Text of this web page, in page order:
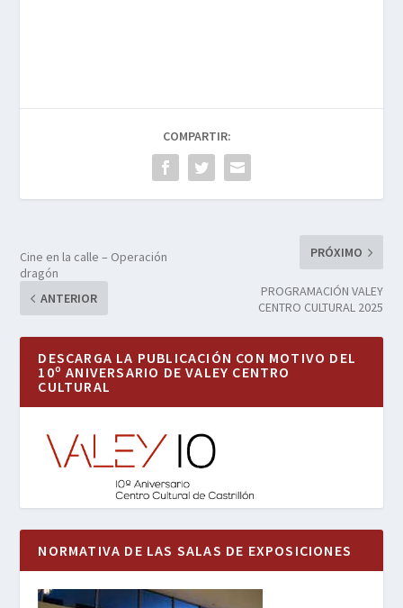
COMPARTIR:
Cine en la calle – Operación
dragón
ANTERIOR
PRÓXIMO
PROGRAMACIÓN VALEY
CENTRO CULTURAL 2025
DESCARGA LA PUBLICACIÓN CON MOTIVO DEL
10º ANIVERSARIO DE VALEY CENTRO
CULTURAL
NORMATIVA DE LAS SALAS DE EXPOSICIONES